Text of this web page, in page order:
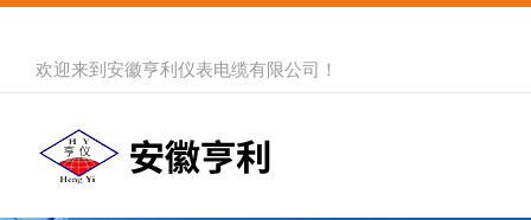
欢迎来到 安徽亨利仪表电缆有限公司 ！